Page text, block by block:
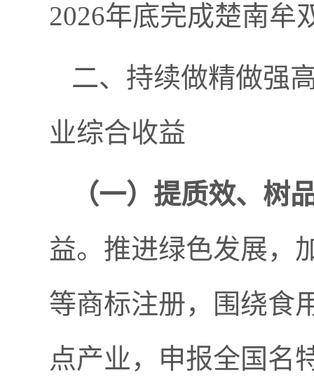
2026年底完成楚南牟
二、持续做精做强
业综合收益
（一）提质效、树
益。推进绿色发展，
等商标注册，围绕食
点产业，申报全国名